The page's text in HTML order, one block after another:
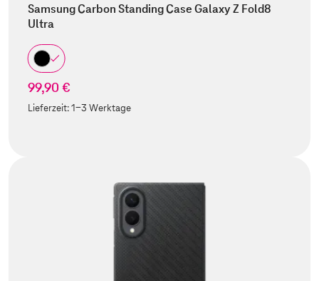
Samsung Carbon Standing Case Galaxy Z Fold8
Ultra
99,90 €
Lieferzeit:1-3 Werktage